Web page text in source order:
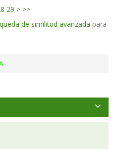
29 > >>
de similitud avanzada para